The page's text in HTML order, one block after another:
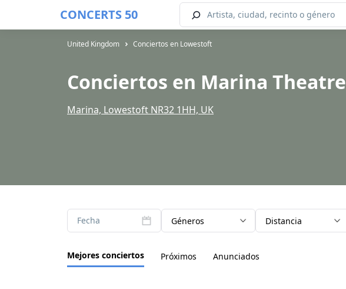
CONCERTS 50
United Kingdom Conciertos en Lowestoft
Conciertos en Marina Theatre
Marina, Lowestoft NR32 1HH, UK
Fecha Géneros Distancia
Mejores conciertos Próximos Anunciados